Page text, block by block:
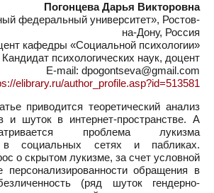
Погонцева Дарья Викторовна
федеральный университет», Ростов-
на-Дону, Россия
кафедры «Социальной психологии»
Кандидат психологических наук, доцент
E-mail: dpogontseva@gmail.com
elibrary.ru/author_profile.asp?id=513581
приводится теоретический анализ
и шуток в интернет-пространстве. А
проблема лукизма
в социальных сетях и пабликах.
о скрытом лукизме, за счет условной
персонализированности обращения в
(ряд шуток гендерно-